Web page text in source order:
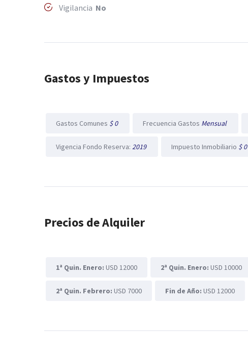
Vigilancia No
Gastos y Impuestos
Gastos Comunes $ 0 Frecuencia Gastos Mensual
Vigencia Fondo Reserva: 2019 Impuesto Inmobiliario $ 0
Precios de Alquiler
1ª Quin. Enero: USD 12000 2ª Quin. Enero: USD 10000
2ª Quin. Febrero: USD 7000 Fin de Año: USD 12000